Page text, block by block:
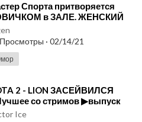
Спорта притворяется
в ЗАЛЕ. ЖЕНСКИЙ
#2|ПРАНК НАД
· 02/14/21
2 - LION ЗАСЕЙВИЛСЯ
со стримов ▶выпуск
Ice